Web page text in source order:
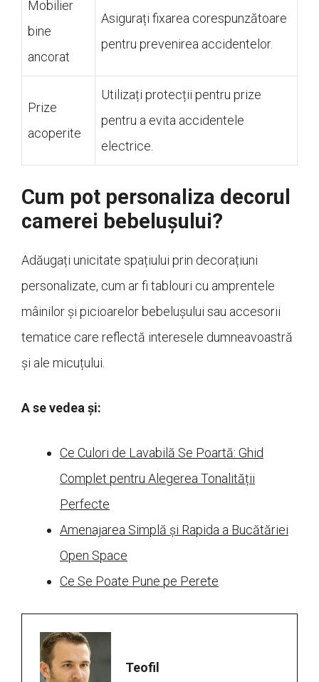
Mobilier
bine
ancorat
Asigurați fixarea corespunzătoare
pentru prevenirea accidentelor.
Prize
acoperite
Utilizați protecții pentru prize
pentru a evita accidentele
electrice.
Cum pot personaliza decorul
camerei bebelușului?
Adăugați unicitate spațiului prin decorațiuni
personalizate, cum ar fi tablouri cu amprentele
mâinilor și picioarelor bebelușului sau accesorii
tematice care reflectă interesele dumneavoastră
și ale micuțului.
A se vedea și:
Ce Culori de Lavabilă Se Poartă: Ghid
Complet pentru Alegerea Tonalității
Perfecte
Amenajarea Simplă și Rapida a Bucătăriei
Open Space
Ce Se Poate Pune pe Perete
Teofil